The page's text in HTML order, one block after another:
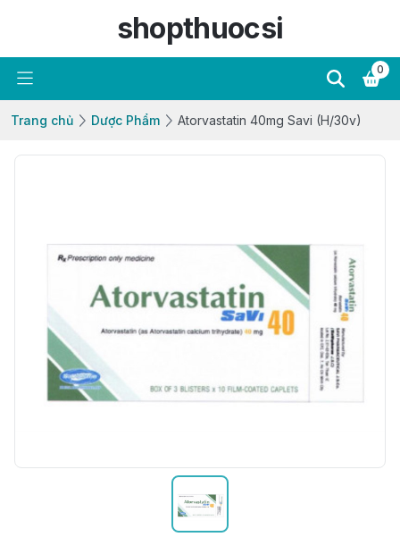
shopthuocsi
0
Trang chủ Dược Phẩm Atorvastatin 40mg Savi (H/30v)